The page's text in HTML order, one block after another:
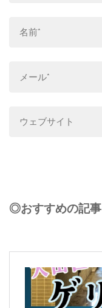
◎おすすめの記事